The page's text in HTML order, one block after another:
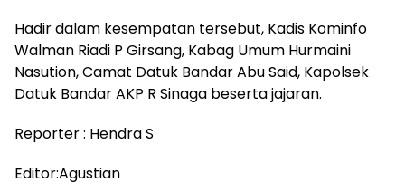
Hadir dalam kesempatan tersebut, Kadis Kominfo
Walman Riadi P Girsang, Kabag Umum Hurmaini
Nasution, Camat Datuk Bandar Abu Said, Kapolsek
Datuk Bandar AKP R Sinaga beserta jajaran.
Reporter : Hendra S
Editor:Agustian